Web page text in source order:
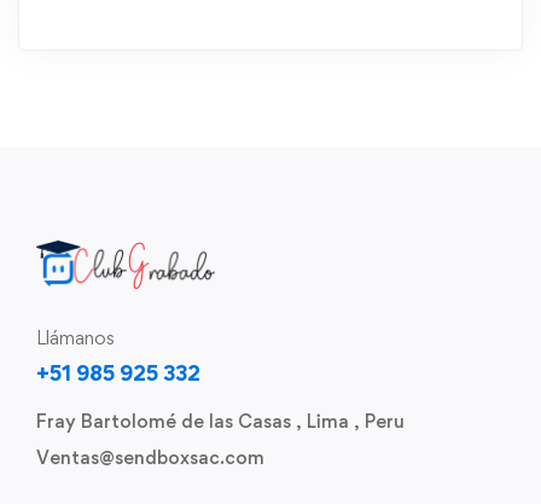
Llámanos
+51 985 925 332
Fray Bartolomé de las Casas , Lima , Peru
Ventas@sendboxsac.com